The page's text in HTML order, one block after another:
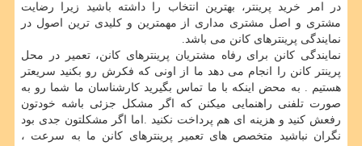
در امر خرید پرینتر، بهترین انتخاب را داشته باشید زیرا رضایت
مشتری و اصل مشتری مداری از مهمترین و کلیدی ترین اصول در
نمایندگی پرینترهای کانن می باشد.
نمایندگی کانن برای رفاه مشتریان پرینترهای کانن، تعمیر در محل
پرینتر کانن را انجام می دهد ما از اونی که فکرش رو بکنید سریعتر
هستیم . به محض اینکه با ما تماس بگیرید کارشناسان ما شما رو به
صورت تلفنی راهنمایی میکنن که اگر مشکل جزئی باشه خودتون
رفعش کنید و هزینه ای هم پرداخت نکنید .اما اگر مشکلتون جدی بود
نگران نباشید متخصص های تعمیر پرینترهای کانن ما به سرعت ،